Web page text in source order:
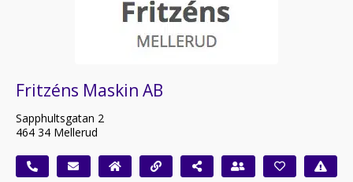
Fritzéns Maskin AB
Sapphultsgatan 2
464 34 Mellerud